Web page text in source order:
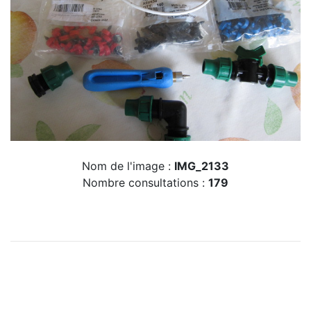
Nom de l'image : IMG_2133
Nombre consultations : 179